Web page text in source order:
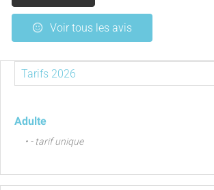
Voir tous les avis
Adulte
• - tarif unique